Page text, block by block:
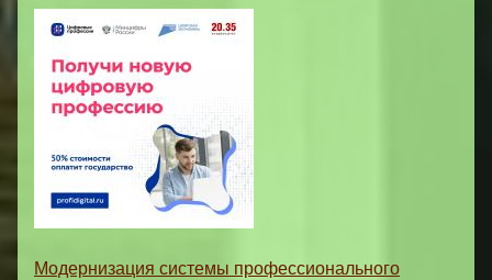
Модернизация системы профессионального